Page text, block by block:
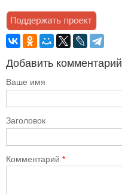
Добавить комментарий
Ваше имя
Заголовок
Комментарий *